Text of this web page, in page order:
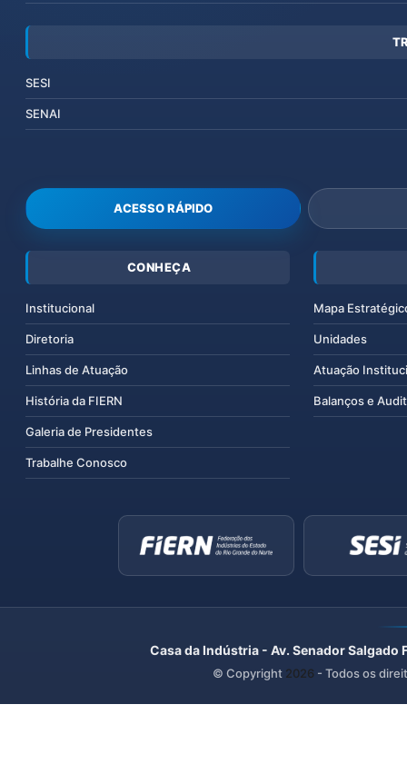
SESI
SENAI
ACESSO RÁPIDO
CONHEÇA
Institucional
Diretoria
Linhas de Atuação
História da FIERN
Galeria de Presidentes
Trabalhe Conosco
Mapa
Unidades
Atuação
Balanços e
Casa da Indústria - Av. Senador
© Copyright 2026 - Todos os